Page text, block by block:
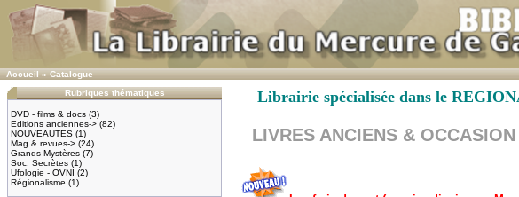
Accueil»Catalogue
Rubriques thématiques
DVD - films & docs (3)
Editions anciennes-> (82)
NOUVEAUTES (1)
Mag & revues-> (24)
Grands Mystères (7)
Soc. Secrètes (1)
Ufologie - OVNI (2)
Régionalisme (1)
Librairie spécialisée dans le
LIVRES ANCIENS &